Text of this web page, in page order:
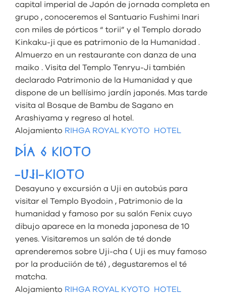
capital imperial de Japón de jornada completa en
grupo , conoceremos el Santuario Fushimi Inari
con miles de pórticos “ torii” y el Templo dorado
Kinkaku-ji que es patrimonio de la Humanidad .
Almuerzo en un restaurante con danza de una
maiko . Visita del Templo Tenryu-Ji también
declarado Patrimonio de la Humanidad y que
dispone de un bellísimo jardín japonés. Mas tarde
visita al Bosque de Bambu de Sagano en
Arashiyama y regreso al hotel.
Alojamiento RIHGA ROYAL KYOTO HOTEL
DÍA 6 KIOTO
-UJI-KIOTO
Desayuno y excursión a Uji en autobús para
visitar el Templo Byodoin , Patrimonio de la
humanidad y famoso por su salón Fenix cuyo
dibujo aparece en la moneda japonesa de 10
yenes. Visitaremos un salón de té donde
aprenderemos sobre Uji-cha ( Uji es muy famoso
por la produciión de té) , degustaremos el té
matcha.
Alojamiento RIHGA ROYAL KYOTO HOTEL